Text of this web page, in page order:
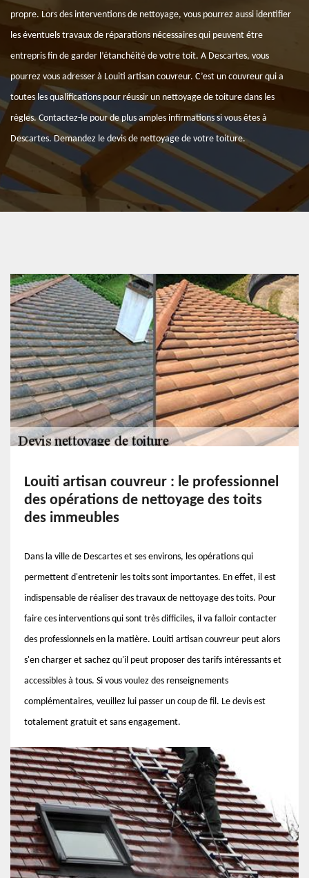
propre. Lors des interventions de nettoyage, vous pourrez aussi identifier
les éventuels travaux de réparations nécessaires qui peuvent étre
entrepris fin de garder l’étanchéité de votre toit. A Descartes, vous
pourrez vous adresser à Louiti artisan couvreur. C’est un couvreur qui a
toutes les qualifications pour réussir un nettoyage de toiture dans les
règles. Contactez-le pour de plus amples infirmations si vous êtes à
Descartes. Demandez le devis de nettoyage de votre toiture.
Louiti artisan couvreur : le professionnel
des opérations de nettoyage des toits
des immeubles
Dans la ville de Descartes et ses environs, les opérations qui
permettent d'entretenir les toits sont importantes. En effet, il est
indispensable de réaliser des travaux de nettoyage des toits. Pour
faire ces interventions qui sont très difficiles, il va falloir contacter
des professionnels en la matière. Louiti artisan couvreur peut alors
s'en charger et sachez qu'il peut proposer des tarifs intéressants et
accessibles à tous. Si vous voulez des renseignements
complémentaires, veuillez lui passer un coup de fil. Le devis est
totalement gratuit et sans engagement.